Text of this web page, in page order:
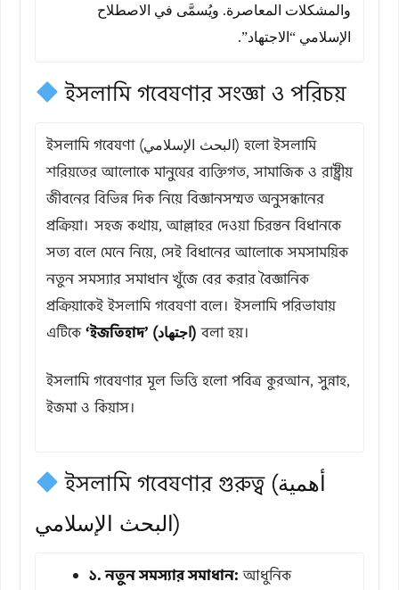
والمشكلات المعاصرة. ويُسمَّى في الاصطلاح
الإسلامي “الاجتهاد”.
ইসলামি গবেষণার সংজ্ঞা ও পরিচয়
ইসলামি গবেষণা (البحث الإسلامي) হলো ইসলামি
শরিয়তের আলোকে মানুষের ব্যক্তিগত, সামাজিক ও রাষ্ট্রীয়
জীবনের বিভিন্ন দিক নিয়ে বিজ্ঞানসম্মত অনুসন্ধানের
প্রক্রিয়া। সহজ কথায়, আল্লাহর দেওয়া চিরন্তন বিধানকে
সত্য বলে মেনে নিয়ে, সেই বিধানের আলোকে সমসাময়িক
নতুন সমস্যার সমাধান খুঁজে বের করার বৈজ্ঞানিক
প্রক্রিয়াকেই ইসলামি গবেষণা বলে। ইসলামি পরিভাষায়
এটিকে
‘ইজতিহাদ’ (اجتهاد) বলা হয়।
ইসলামি গবেষণার মূল ভিত্তি হলো পবিত্র কুরআন, সুন্নাহ,
ইজমা ও কিয়াস।
ইসলামি গবেষণার গুরুত্ব (أهمية
البحث الإسلامي)
১. নতুন সমস্যার সমাধান: আধুনিক